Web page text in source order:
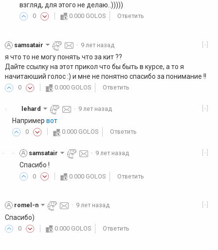
взгляд, для этого не делаю..)))))
0 0.000 GOLOS Ответить
[-]
samsatair · 9 лет назад
я что то не могу понять что за кит ??
Дайте ссылку на этот прикол что бы быть в курсе, а то я
начитаюший голос :) и мне не понятно спасибо за понимание !!
0 0.000 GOLOS Ответить
· [-]
lehard · 9 лет назад
Например вот
0 0.000 GOLOS Ответить
·
· [-]
samsatair · 9 лет назад
Спасибо !
0 0.000 GOLOS Ответить
[-]
romel-n · 9 лет назад
Спасибо)
0 0.000 GOLOS Ответить